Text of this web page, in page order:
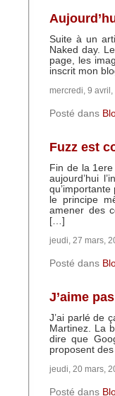
Suite à un
Naked day.
page, les
inscrit mon
mercredi, 9 avril,
Posté dans
Fuzz est
Fin de la
aujourd’hui
le principe
amener des
[…]
jeudi, 27 mars,
Posté dans
J’aime
J’ai parlé de
Martinez. La
dire que
proposent
jeudi, 20 mars,
Posté dans